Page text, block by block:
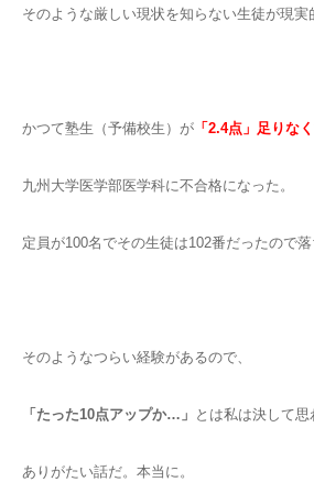
そのような厳しい現状を知らない生徒が現実
かつて塾生（予備校生）が 「2.4点」足りなく
九州大学医学部医学科に不合格になった。
定員が100名でその生徒は102番だったので落
そのようなつらい経験があるので、
「たった10点アップか…」 とは私は決して思
ありがたい話だ。本当に。